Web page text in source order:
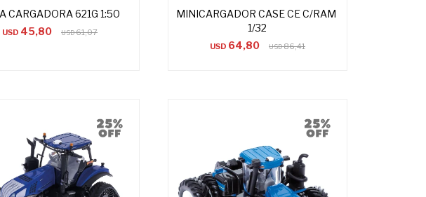
CARGADORA 621G 1:50
USD 45,80 USD61,07
MINICARGADOR CASE CE C/RAM
1/32
USD 64,80 USD86,41